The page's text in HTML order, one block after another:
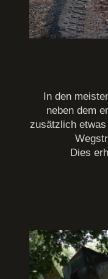
In den
neben dem
zusätzlich
Dies